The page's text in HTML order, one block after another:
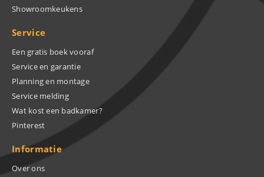
Showroomkeukens
Service
Een gratis boek vooraf
Service en garantie
Planning en montage
Service melding
Wat kost een badkamer?
Pinterest
Informatie
Over ons